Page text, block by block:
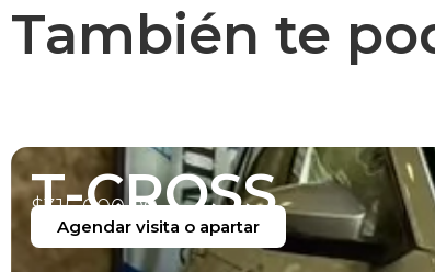
También te
T-CROSS
$315,000.00
Agendar visita o apartar